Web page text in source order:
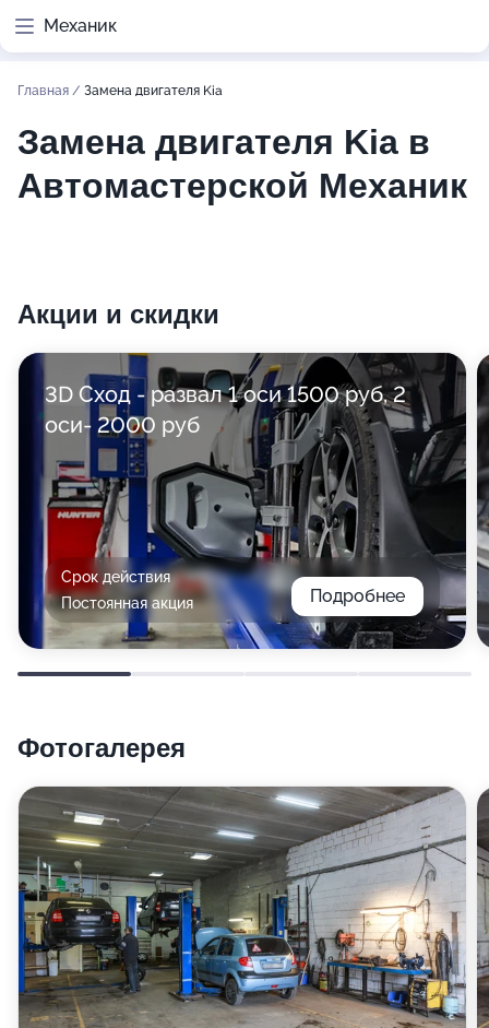
Механик
Главная / Замена двигателя Kia
Замена двигателя Kia в
Автомастерской Механик
Акции и скидки
3D Сход - развал 1 оси 1500 руб, 2
оси- 2000 руб
Срок действия
Постоянная акция
Подробнее
Фотогалерея